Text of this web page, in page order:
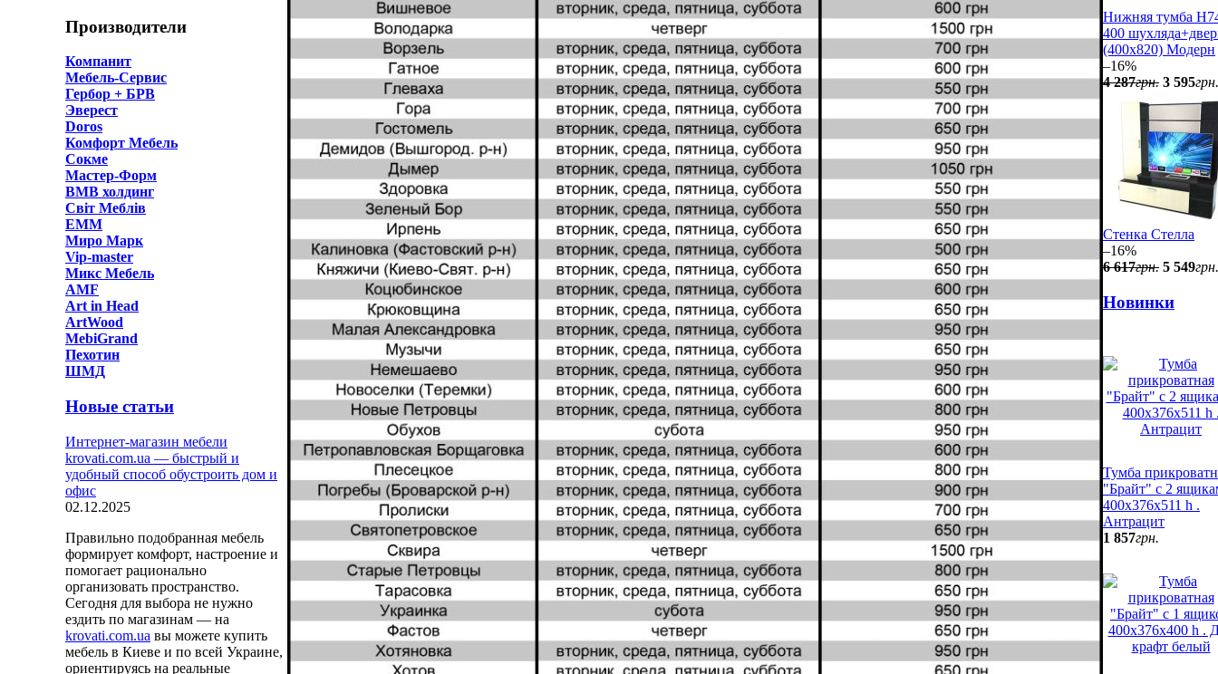
Производители
Компанит
Мебель-Сервис
Гербор + БРВ
Эверест
Doros
Комфорт Мебель
Сокме
Мастер-Форм
ВМВ холдинг
Світ Меблів
ЕММ
Миро Марк
Vip-master
Микс Мебель
AMF
Art in Head
ArtWood
MebiGrand
Пехотин
ШМД
Новые статьи
Интернет-магазин мебели
krovati.com.ua — быстрый и
удобный способ обустроить дом и
офис
02.12.2025
Правильно подобранная мебель
формирует комфорт, настроение и
помогает рационально
организовать пространство.
Сегодня для выбора не нужно
ездить по магазинам — на
krovati.com.ua вы можете купить
мебель в Киеве и по всей Украине,
ориентируясь на реальные
Нижняя тумба
400
(400x820) Модерн
–16%
4 287грн. 3 595грн.
Стенка Стелла
–16%
6 617грн. 5 549грн.
Новинки
Тумба
"Брайт" с 2
400х376х511 h .
Антрацит
1 857грн.